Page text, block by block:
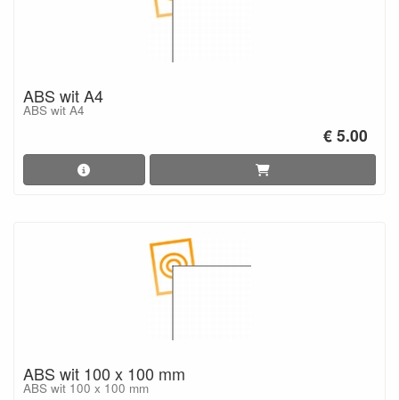
ABS wit A4
ABS wit A4
€ 5.00
ABS wit 100 x 100 mm
ABS wit 100 x 100 mm